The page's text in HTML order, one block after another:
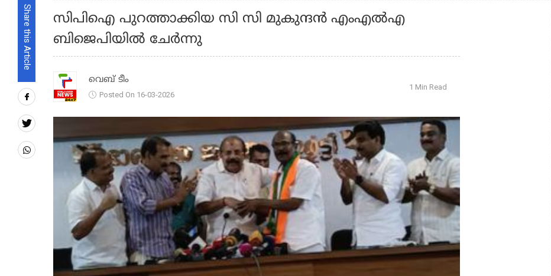
Share this Article
സിപിഐ പുറത്താക്കിയ സി സി മുകുന്ദൻ എംഎൽഎ
ബിജെപിയിൽ ചേർന്നു
വെബ് ടീം
Posted On 16-03-2026
1 Min Read